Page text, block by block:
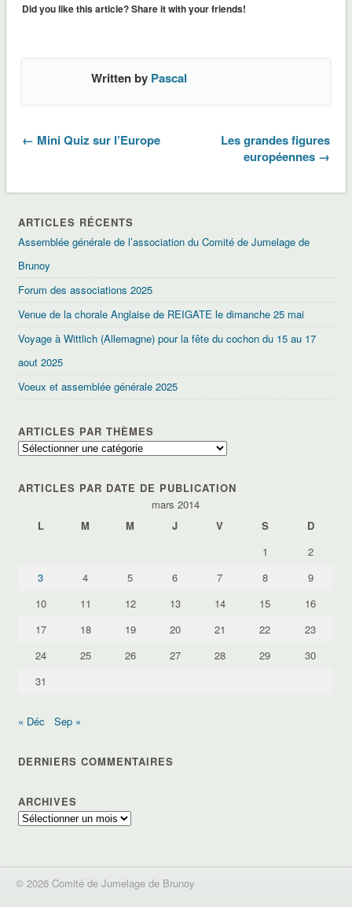
Did you like this article? Share it with your friends!
Written by Pascal
← Mini Quiz sur l’Europe
Les grandes figures
européennes →
ARTICLES RÉCENTS
Assemblée générale de l’association du Comité de Jumelage de
Brunoy
Forum des associations 2025
Venue de la chorale Anglaise de REIGATE le dimanche 25 mai
Voyage à Wittlich (Allemagne) pour la fête du cochon du 15 au 17
aout 2025
Voeux et assemblée générale 2025
ARTICLES PAR THÈMES
Articles
ARTICLES PAR DATE DE PUBLICATION
mars 2014
L
M M J V S
D
1
2
3
4 5 6 7 8
9
10
11 12 13 14 15
16
17
18 19 20 21 22
23
24
25 26 27 28 29
30
31
« Déc Sep »
DERNIERS COMMENTAIRES
ARCHIVES
Archives
© 2026 Comité de Jumelage de Brunoy